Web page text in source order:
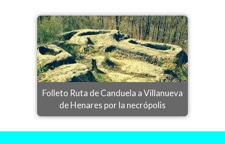
Folleto Ruta de Canduela a Villanueva
de Henares por la necrópolis